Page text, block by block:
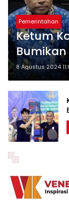
Pemerintahan
Ketum
Bumikan
dalam
8 Agustus 2024